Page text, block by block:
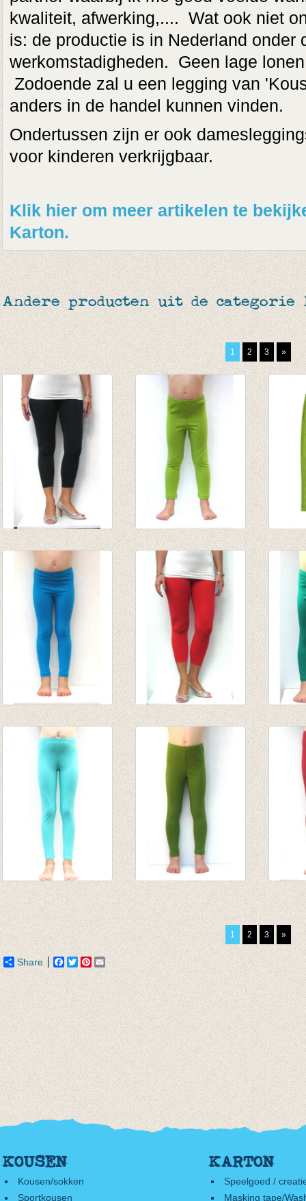
kwaliteit, afwerking,.... Wat ook niet
is: de productie is in Nederland onder
werkomstadigheden. Geen lage
Zodoende zal u een legging van
anders in de handel kunnen vinden.
Ondertussen zijn er ook
voor kinderen verkrijgbaar.
Klik hier om meer artikelen te
Karton.
Andere producten uit de categorie
1 2 3 »
€ 6,95
van € 8,45
tot € 10,95
€
€
Turquoise
van € 8,45
tot € 10,95
€ 6,95
€
1 2 3 »
Share Facebook
TwitterPinterest
KOUSEN
Kousen/sokken
Sportkousen
KARTON
Speelgoed /
Masking tape/